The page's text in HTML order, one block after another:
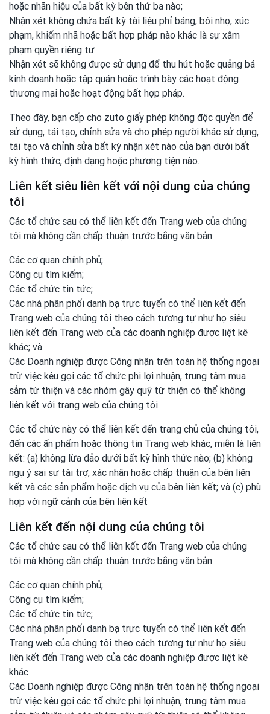
hoặc nhãn hiệu của bất kỳ bên thứ ba nào;
Nhận xét không chứa bất kỳ tài liệu phỉ báng, bôi nhọ, xúc
phạm, khiếm nhã hoặc bất hợp pháp nào khác là sự xâm
phạm quyền riêng tư
Nhận xét sẽ không được sử dụng để thu hút hoặc quảng bá
kinh doanh hoặc tập quán hoặc trình bày các hoạt động
thương mại hoặc hoạt động bất hợp pháp.
Theo đây, bạn cấp cho zuto giấy phép không độc quyền để
sử dụng, tái tạo, chỉnh sửa và cho phép người khác sử dụng,
tái tạo và chỉnh sửa bất kỳ nhận xét nào của bạn dưới bất
kỳ hình thức, định dạng hoặc phương tiện nào.
Liên kết siêu liên kết với nội dung của chúng
tôi
Các tổ chức sau có thể liên kết đến Trang web của chúng
tôi mà không cần chấp thuận trước bằng văn bản:
Các cơ quan chính phủ;
Công cụ tìm kiếm;
Các tổ chức tin tức;
Các nhà phân phối danh bạ trực tuyến có thể liên kết đến
Trang web của chúng tôi theo cách tương tự như họ siêu
liên kết đến Trang web của các doanh nghiệp được liệt kê
khác; và
Các Doanh nghiệp được Công nhận trên toàn hệ thống ngoại
trừ việc kêu gọi các tổ chức phi lợi nhuận, trung tâm mua
sắm từ thiện và các nhóm gây quỹ từ thiện có thể không
liên kết với trang web của chúng tôi.
Các tổ chức này có thể liên kết đến trang chủ của chúng tôi,
đến các ấn phẩm hoặc thông tin Trang web khác, miễn là liên
kết: (a) không lừa đảo dưới bất kỳ hình thức nào; (b) không
ngụ ý sai sự tài trợ, xác nhận hoặc chấp thuận của bên liên
kết và các sản phẩm hoặc dịch vụ của bên liên kết; và (c) phù
hợp với ngữ cảnh của bên liên kết
Liên kết đến nội dung của chúng tôi
Các tổ chức sau có thể liên kết đến Trang web của chúng
tôi mà không cần chấp thuận trước bằng văn bản:
Các cơ quan chính phủ;
Công cụ tìm kiếm;
Các tổ chức tin tức;
Các nhà phân phối danh bạ trực tuyến có thể liên kết đến
Trang web của chúng tôi theo cách tương tự như họ siêu
liên kết đến Trang web của các doanh nghiệp được liệt kê
khác
Các Doanh nghiệp được Công nhận trên toàn hệ thống ngoại
trừ việc kêu gọi các tổ chức phi lợi nhuận, trung tâm mua